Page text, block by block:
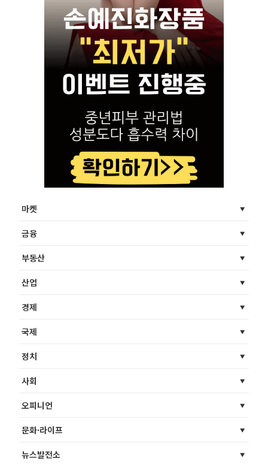
마켓
금융
부동산
산업
경제
국제
정치
사회
오피니언
문화·라이프
뉴스발전소